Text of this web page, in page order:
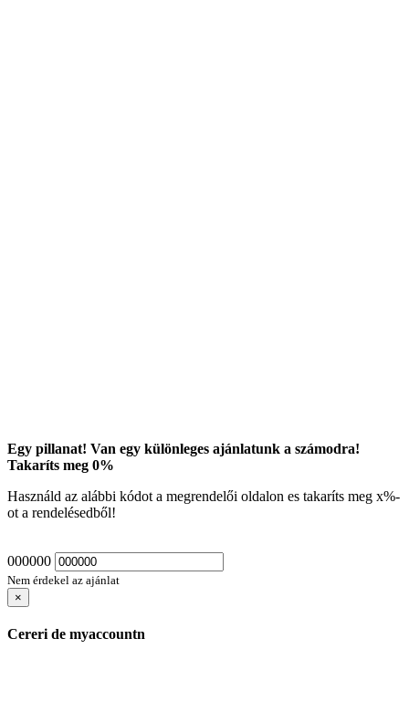
Egy pillanat! Van egy különleges ajánlatunk a számodra!
Takaríts meg 0%
Használd az alábbi kódot a megrendelői oldalon es takaríts meg x%-
ot a rendelésedből!
000000
Nem érdekel az ajánlat
×
Cereri de myaccountn